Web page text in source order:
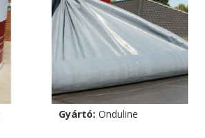
variációja
van.
a
termékoldalon
választhatók
Gyártó: Onduline